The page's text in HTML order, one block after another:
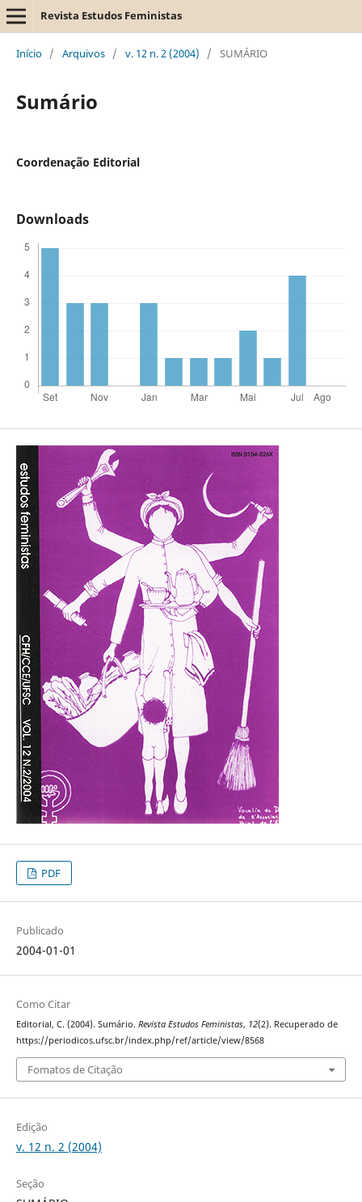
Revista Estudos Feministas
Início / Arquivos / v. 12 n. 2 (2004) / SUMÁRIO
Sumário
Coordenação Editorial
Downloads
PDF
Publicado
2004-01-01
Como Citar
Editorial, C. (2004). Sumário. Revista Estudos Feministas, 12(2). Recuperado de
https://periodicos.ufsc.br/index.php/ref/article/view/8568
Fomatos de Citação
Edição
v. 12 n. 2 (2004)
Seção